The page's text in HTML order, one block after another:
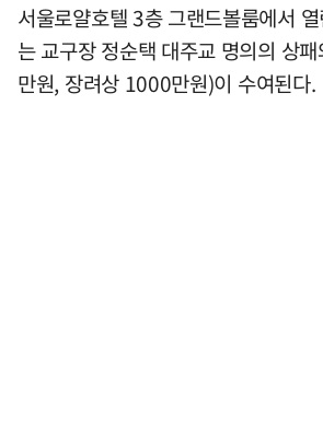
서울로얄호텔 3층 그랜드볼룸에서
는 교구장 정순택 대주교 명의의 상
만원, 장려상 1000만원)이 수여된다.